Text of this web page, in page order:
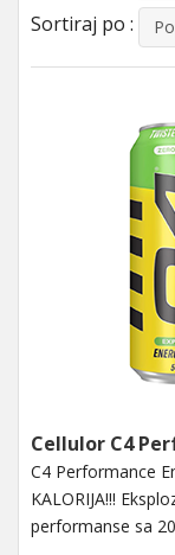
Sortiraj po :
Cellulor C4
C4 Performance
KALORIJA!!!
performanse sa